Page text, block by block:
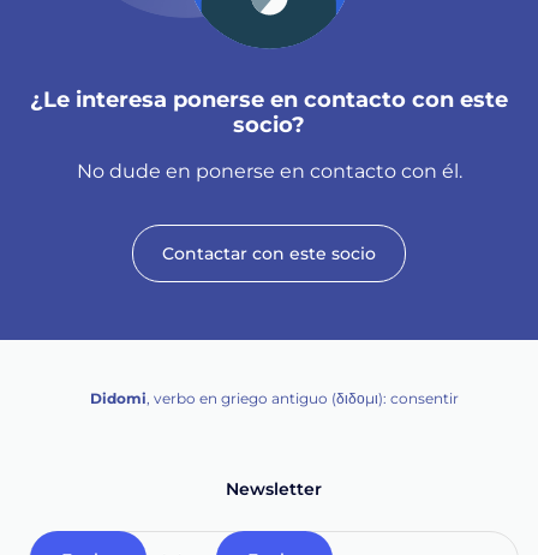
¿Le interesa ponerse en contacto con este
socio?
No dude en ponerse en contacto con él.
Contactar con este socio
Didomi, verbo en griego antiguo (διδομι): consentir
Newsletter